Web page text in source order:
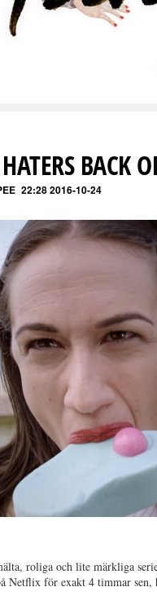
BACK
22:28 2016-10-24
roliga och lite märkliga
Netflix för exakt 4 timmar sen,